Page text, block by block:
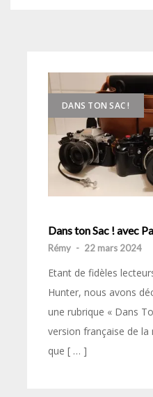
DANS TON SAC !
Dans ton Sac ! avec
Rémy - 22 mars 2024
Etant de fidèles
Hunter, nous avons
une rubrique « Dans
version française de la
que [ … ]